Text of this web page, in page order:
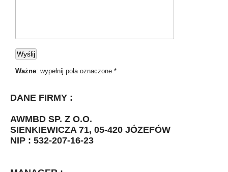
Ważne: wypełnij pola oznaczone *
DANE FIRMY :
AWMBD SP. Z O.O.
SIENKIEWICZA 71, 05-420 JÓZEFÓW
NIP : 532-207-16-23